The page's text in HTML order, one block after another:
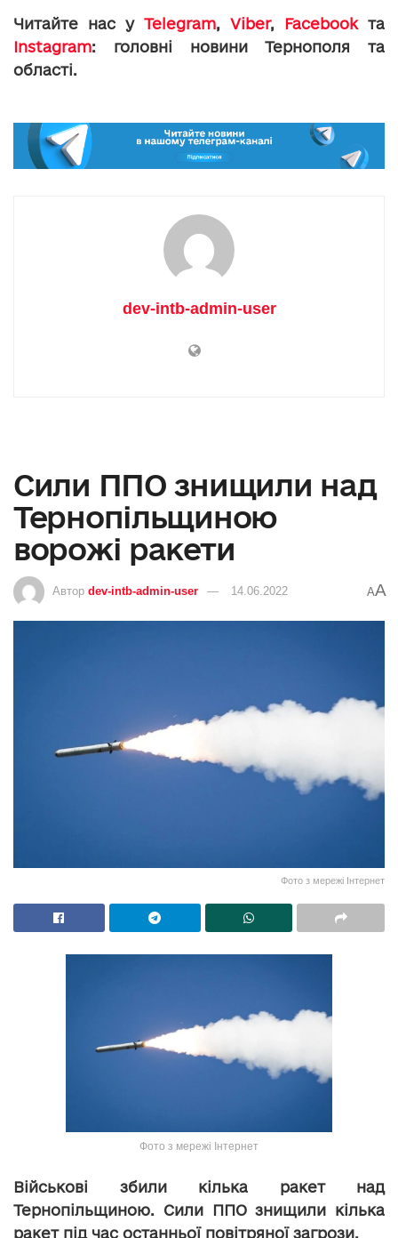
Читайте нас у Telegram, Viber, Facebookта
Instagram: головні новини Тернополя та
області.
dev-intb-admin-user
Сили ППО знищили над
Тернопільщиною
ворожі ракети
Автор dev-intb-admin-user 14.06.2022 AA
Фото з мережі Інтернет
Фото з мережі Інтернет
Військові збили кілька ракет над
Тернопільщиною. Сили ППО знищили кілька
ракет під час останньої повітряної загрози.